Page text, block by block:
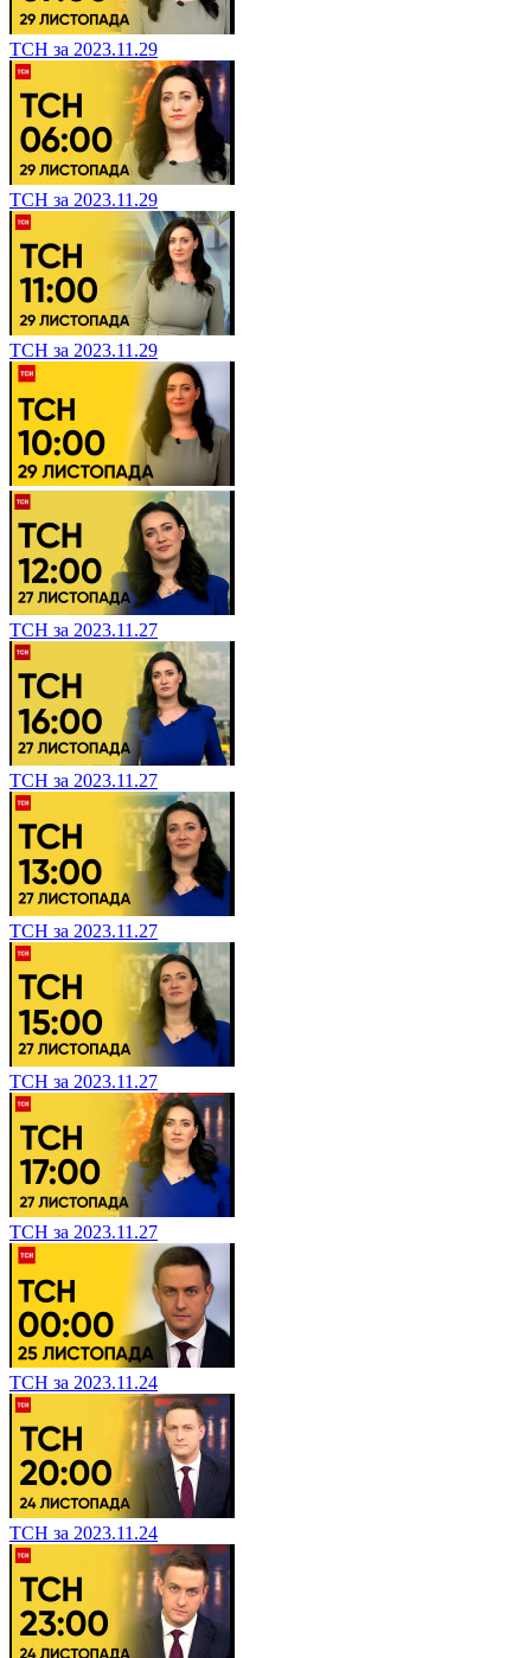
ТСН за 2023.11.29
ТСН за 2023.11.29
ТСН за 2023.11.29
ТСН за 2023.11.27
ТСН за 2023.11.27
ТСН за 2023.11.27
ТСН за 2023.11.27
ТСН за 2023.11.27
ТСН за 2023.11.24
ТСН за 2023.11.24